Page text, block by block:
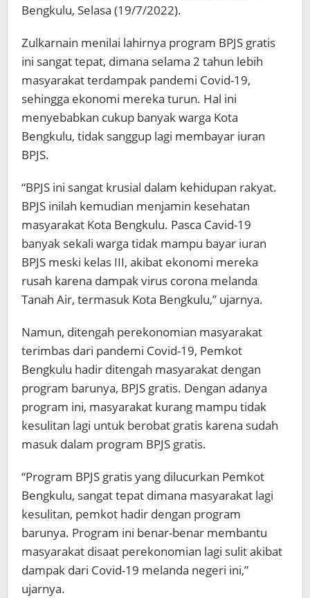
Bengkulu, Selasa (19/7/2022).
Zulkarnain menilai lahirnya program BPJS gratis
ini sangat tepat, dimana selama 2 tahun lebih
masyarakat terdampak pandemi Covid-19,
sehingga ekonomi mereka turun. Hal ini
menyebabkan cukup banyak warga Kota
Bengkulu, tidak sanggup lagi membayar iuran
BPJS.
“BPJS ini sangat krusial dalam kehidupan rakyat.
BPJS inilah kemudian menjamin kesehatan
masyarakat Kota Bengkulu. Pasca Cavid-19
banyak sekali warga tidak mampu bayar iuran
BPJS meski kelas III, akibat ekonomi mereka
rusah karena dampak virus corona melanda
Tanah Air, termasuk Kota Bengkulu,” ujarnya.
Namun, ditengah perekonomian masyarakat
terimbas dari pandemi Covid-19, Pemkot
Bengkulu hadir ditengah masyarakat dengan
program barunya, BPJS gratis. Dengan adanya
program ini, masyarakat kurang mampu tidak
kesulitan lagi untuk berobat gratis karena sudah
masuk dalam program BPJS gratis.
“Program BPJS gratis yang dilucurkan Pemkot
Bengkulu, sangat tepat dimana masyarakat lagi
kesulitan, pemkot hadir dengan program
barunya. Program ini benar-benar membantu
masyarakat disaat perekonomian lagi sulit akibat
dampak dari Covid-19 melanda negeri ini,”
ujarnya.